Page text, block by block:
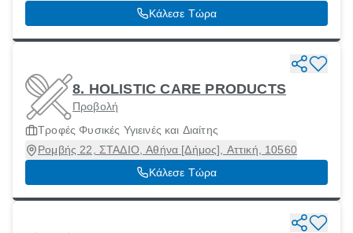
61100
Κάλεσε Τώρα
8. HOLISTIC CARE PRODUCTS
Προβολή
Τροφές Φυσικές Υγιεινές και Διαίτης
Ρομβής 22, ΣΤΑΔΙΟ, Αθήνα [Δήμος], Αττική, 10560
Κάλεσε Τώρα